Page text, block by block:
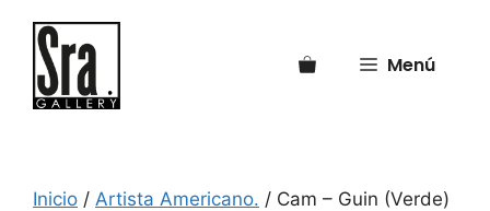
contenido
Menú
Inicio / Artista Americano. / Cam – Guin (Verde)